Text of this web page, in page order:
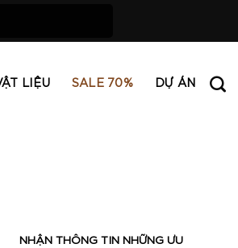
LIỆU SALE 70% DỰ ÁN
NHẬN THÔNG TIN NHỮNG ƯU